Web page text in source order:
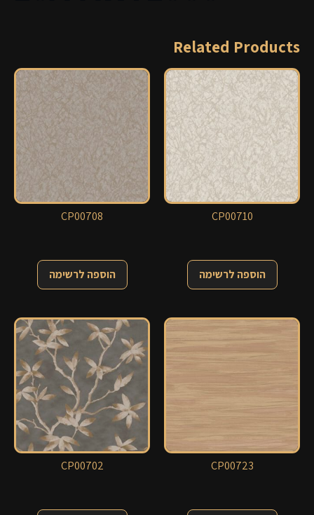
Related Products
CP00708
הוספה לרשימה
CP00710
הוספה לרשימה
CP00702 CP00723